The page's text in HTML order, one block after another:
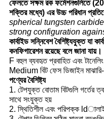
ফেলতে সক্ষম রক ফর্মেশনগুলিতে
শক্তির মধ্যে) এর উচ্চ পরিধান
spherical tungsten
strong configuration
কার্বাইড সন্নিবেশ বৈশিষ্ট্যযুক্ত যা
কনফিগারেশন রয়েছে বলে জানা যায়।
F বহুল ব্যবহৃত প্রবাহিত এবং টানেলিং
Medium বিট ফেস ডিজাইন
পণ্যের বৈশিষ্ট্য
1. টেপযুক্ত বোতাম বিটগুলি গর্তের
সাথে সংযুক্ত হয়
2. স্থিতিশীল এবং পরিপক্ক ldালাই